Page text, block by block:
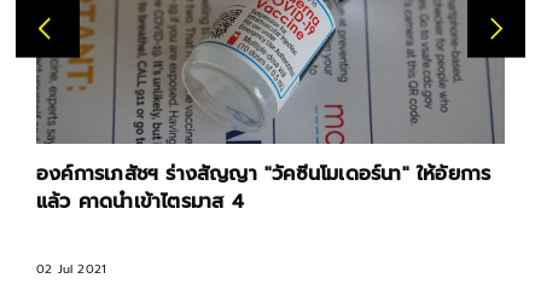
องค์การเภสัชฯ ร่างสัญญา "วัคซีนโมเดอร์นา" ให้อัยการ
แล้ว คาดนำเข้าไตรมาส 4
02 Jul 2021